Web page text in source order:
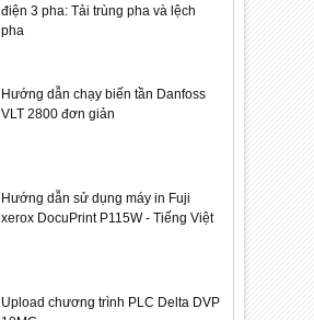
điện 3 pha: Tải trùng pha và lệch
pha
Hướng dẫn chạy biến tần Danfoss
VLT 2800 đơn giản
Hướng dẫn sử dụng máy in Fuji
xerox DocuPrint P115W - Tiếng Việt
Upload chương trình PLC Delta DVP